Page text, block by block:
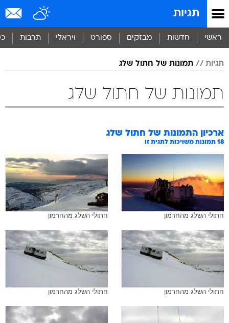
תגיות
ראשי חדשות מבזקים ספורט ויראלי תרבות
תגיות תמונות של חתול שלג
תמונות של חתול שלג
ארכיון התמונות של חתול שלג
18 תמונות משויכות לתגית זו
חתולי השלג מהחרמון חתולי השלג מהחרמון
חתולי השלג מהחרמון חתולי השלג מהחרמון